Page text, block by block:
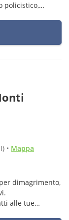
policistico,
• Mappa
dimagrimento,
alle tue